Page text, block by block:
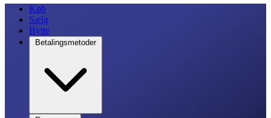
Køb
Sælg
Bytte
Betalingsmetoder